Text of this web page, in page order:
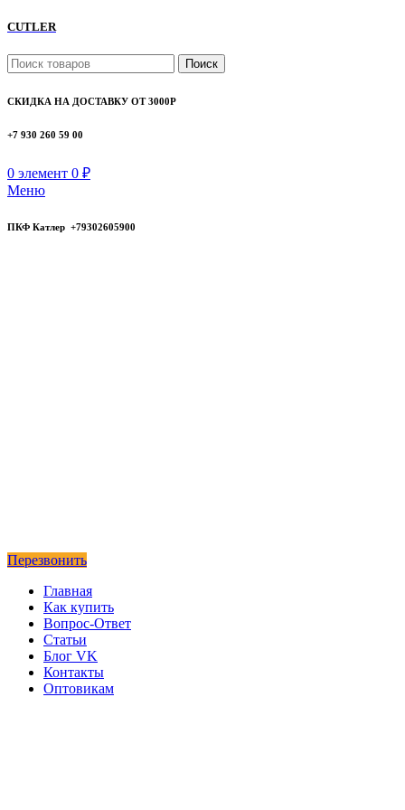
CUTLER
Поиск
СКИДКА НА ДОСТАВКУ ОТ 3000Р
+7 930 260 59 00
0 элемент 0 ₽
Меню
ПКФ Катлер +79302605900
Перезвонить
Главная
Как купить
Вопрос-Ответ
Статьи
Блог VK
Контакты
Оптовикам